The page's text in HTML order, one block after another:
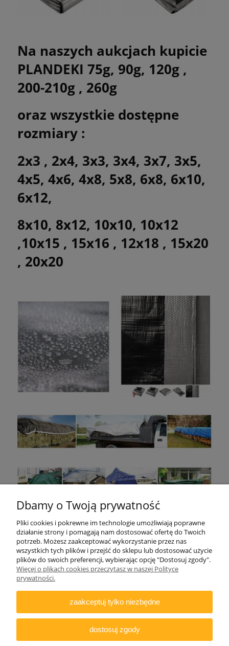
Na naszych aukcjach kupicie
PLANDEKI 75g, 90g, 120g ,
200-210g , 260g
oraz wszystkie dostępne
rozmiary :
2x3 , 2x4, 3x3, 3x4, 3x7, 3x5,
4x5, 4x6, 4x8, 5x8, 6x8, 6x10,
6x12,
8x10, 8x12, 10x10, 10x12
,10x15 , 15x16 , 12x18 , 15x20
, 20x20
ZAMAWIANIE
DODATKOWE
Dbamy o Twoją prywatność
Pliki cookies i pokrewne im technologie umożliwiają poprawne
działanie strony i pomagają nam dostosować ofertę do Twoich
potrzeb. Możesz zaakceptować wykorzystanie przez nas
wszystkich tych plików i przejść do sklepu lub dostosować użycie
plików do swoich preferencji, wybierając opcję "Dostosuj zgody".
Więcej o plikach cookies przeczytasz w naszej Polityce
prywatności.
zaakceptuj tylko niezbędne
dostosuj zgody